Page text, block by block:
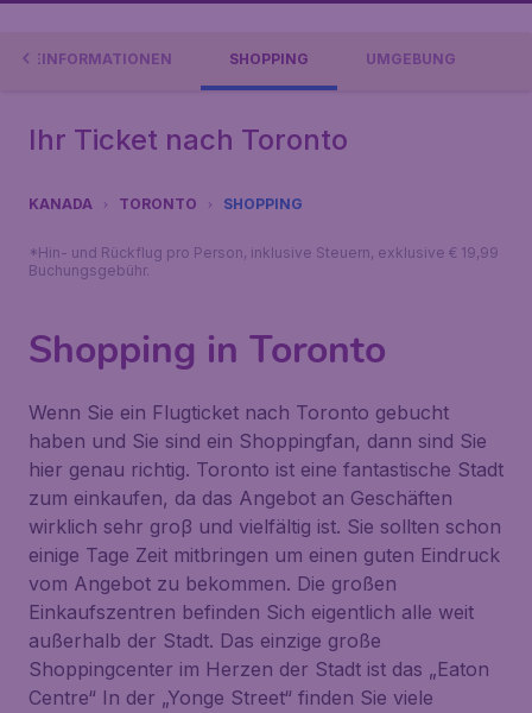
REISEINFORMATIONEN SHOPPING UMGEBUNG
Ihr Ticket nach Toronto
KANADA TORONTO SHOPPING
*Hin- und Rückflug pro Person, inklusive Steuern, exklusive € 19,99
Buchungsgebühr.
Shopping in Toronto
Wenn Sie ein Flugticket nach Toronto gebucht
haben und Sie sind ein Shoppingfan, dann sind Sie
hier genau richtig. Toronto ist eine fantastische Stadt
zum einkaufen, da das Angebot an Geschäften
wirklich sehr groβ und vielfältig ist. Sie sollten schon
einige Tage Zeit mitbringen um einen guten Eindruck
vom Angebot zu bekommen. Die großen
Einkaufszentren befinden Sich eigentlich alle weit
außerhalb der Stadt. Das einzige große
Shoppingcenter im Herzen der Stadt ist das „Eaton
Centre“ In der „Yonge Street“ finden Sie viele